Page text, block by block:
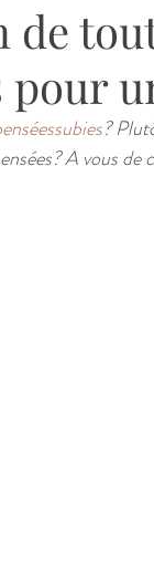
pour
?
A vous de